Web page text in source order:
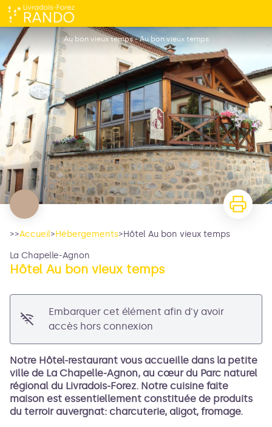
Hôtel Au bon vieux temps
Au bon vieux temps - Au bon vieux temps
>>Accueil>Hébergements>Hôtel Au bon vieux temps
La Chapelle-Agnon
Hôtel Au bon vieux temps
Embarquer cet élément afin d'y avoir
accès hors connexion
Notre Hôtel-restaurant vous accueille dans la petite
ville de La Chapelle-Agnon, au cœur du Parc naturel
régional du Livradois-Forez. Notre cuisine faite
maison est essentiellement constituée de produits
du terroir auvergnat: charcuterie, aligot, fromage.